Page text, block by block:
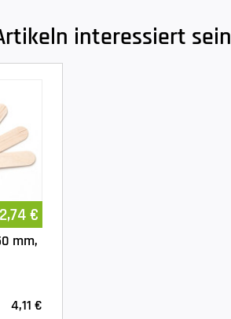
interessiert sein
2,74 €
mm,
4,11 €